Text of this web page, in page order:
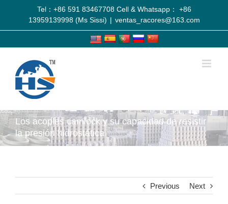
Tel：+86 591 83467708 Cell & Whatsapp： +86
13959139998 (Ms Sissi) | ventas_racores@163.com
Los acoples camlock y su capacidad de resistir
la presión hidrostática
Previous Next